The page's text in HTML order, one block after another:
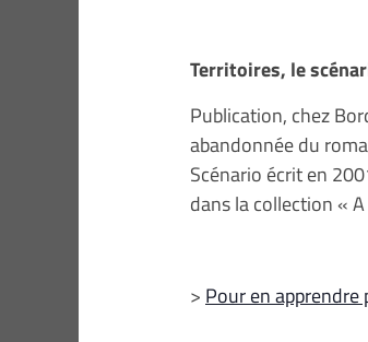
Territoires, le
Publication, chez
abandonnée du
Scénario écrit en
dans la collection «
> Pour en